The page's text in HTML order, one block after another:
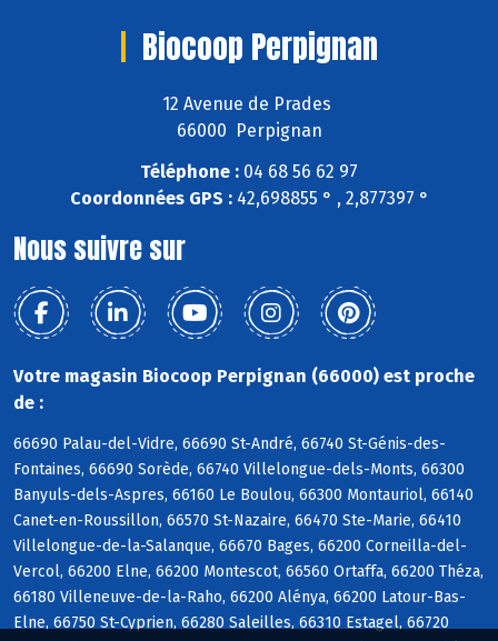
Biocoop Perpignan
12 Avenue de Prades
66000 Perpignan
Téléphone : 04 68 56 62 97
Coordonnées GPS :42,698855 ° , 2,877397 °
Nous suivre sur
Votre magasin Biocoop Perpignan (66000) est proche
de :
66690 Palau-del-Vidre, 66690 St-André, 66740 St-Génis-des-
Fontaines, 66690 Sorède, 66740 Villelongue-dels-Monts, 66300
Banyuls-dels-Aspres, 66160 Le Boulou, 66300 Montauriol, 66140
Canet-en-Roussillon, 66570 St-Nazaire, 66470 Ste-Marie, 66410
Villelongue-de-la-Salanque, 66670 Bages, 66200 Corneilla-del-
Vercol, 66200 Elne, 66200 Montescot, 66560 Ortaffa, 66200 Théza,
66180 Villeneuve-de-la-Raho, 66200 Alénya, 66200 Latour-Bas-
Elne, 66750 St-Cyprien, 66280 Saleilles, 66310 Estagel, 66720